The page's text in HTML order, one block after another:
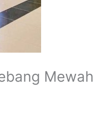
Mewah